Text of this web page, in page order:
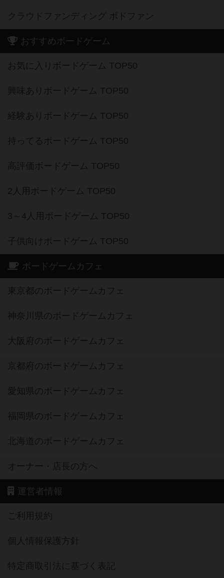
クラウドファンディング ボドファン
おすすめボードゲーム
お気に入りボードゲーム TOP50
興味ありボードゲーム TOP50
経験ありボードゲーム TOP50
持ってるボードゲーム TOP50
高評価ボードゲーム TOP50
2人用ボードゲーム TOP50
3～4人用ボードゲーム TOP50
子供向けボードゲーム TOP50
ボードゲームカフェ
東京都のボードゲームカフェ
神奈川県のボードゲームカフェ
大阪府のボードゲームカフェ
京都府のボードゲームカフェ
愛知県のボードゲームカフェ
福岡県のボードゲームカフェ
北海道のボードゲームカフェ
オーナー・店長の方へ
運営者情報
ご利用規約
個人情報保護方針
特定商取引法に基づく表記